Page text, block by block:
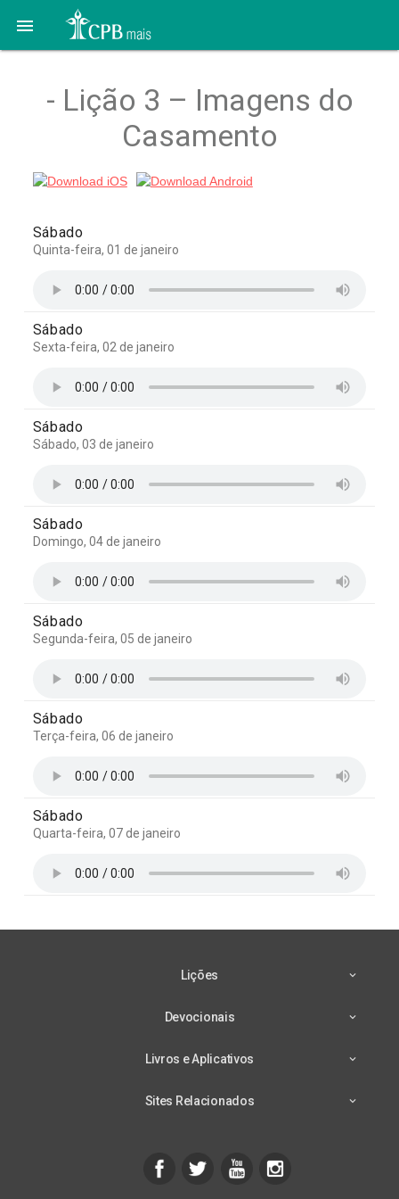

- Lição 3 – Imagens do
Casamento
Sábado
Quinta-feira, 01 de janeiro
Sábado
Sexta-feira, 02 de janeiro
Sábado
Sábado, 03 de janeiro
Sábado
Domingo, 04 de janeiro
Sábado
Segunda-feira, 05 de janeiro
Sábado
Terça-feira, 06 de janeiro
Sábado
Quarta-feira, 07 de janeiro
Lições
Devocionais
Livros e Aplicativos
Sites Relacionados